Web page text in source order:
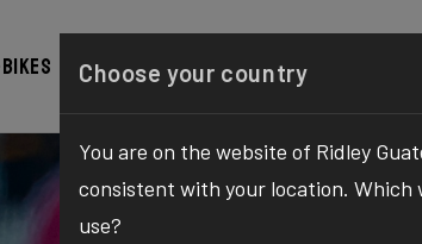
Configurador Comercio
Choose your country
You are on the website of Ridley
consistent with your location. Which
use?